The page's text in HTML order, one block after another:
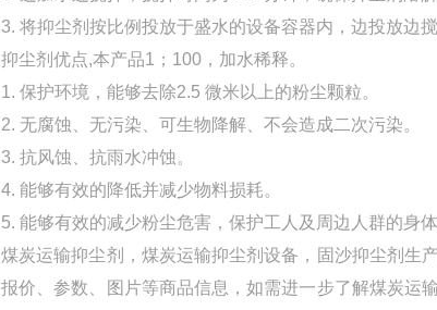
3. 将抑尘剂按比例投放于盛水的设备容器内，边投放边
抑尘剂优点,本产品1；100，加水稀释。
1. 保护环境，能够去除2.5 微米以上的粉尘颗粒。
2. 无腐蚀、无污染、可生物降解、不会造成二次污染。
3. 抗风蚀、抗雨水冲蚀。
4. 能够有效的降低并减少物料损耗。
5. 能够有效的减少粉尘危害，保护工人及周边人群的身体
煤炭运输抑尘剂，煤炭运输抑尘剂设备，固沙抑尘剂生
报价、参数、图片等商品信息，如需进一步了解煤炭运